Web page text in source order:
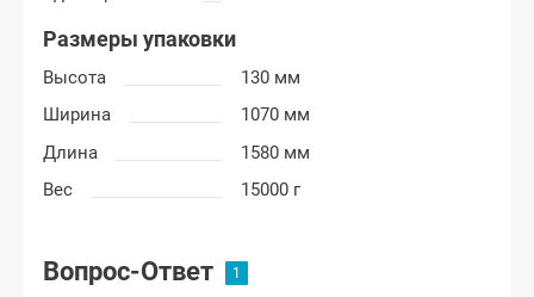
Размеры упаковки
Высота
130 мм
Ширина
1070 мм
Длина
1580 мм
Вес
15000 г
Вопрос-Ответ